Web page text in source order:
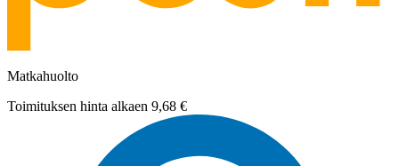
Matkahuolto
Toimituksen hinta alkaen 9,68 €